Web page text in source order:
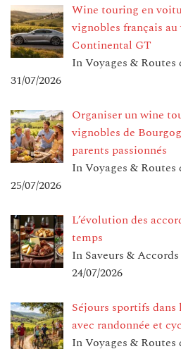
Wine touring en
vignobles français
Continental GT
In Voyages & Routes
31/07/2026
Organiser un wine
vignobles de
parents passionnés
In Voyages & Routes
25/07/2026
L’évolution des
temps
In Saveurs & Accords
24/07/2026
Séjours sportifs
avec randonnée et
In Voyages & Routes